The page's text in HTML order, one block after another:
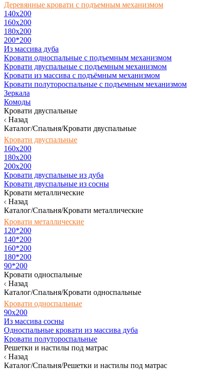
Деревянные кровати с подъемным механизмом
140x200
160х200
180х200
200*200
Из массива дуба
Кровати односпальные с подъемным механизмом
Кровати двуспальные с подъемным механизмом
Кровати из массива с подъёмным механизмом
Кровати полутороспальные с подъемным механизмом
Зеркала
Комоды
Кровати двуспальные
Назад
Каталог/Спальня/Кровати двуспальные
Кровати двуспальные
160х200
180x200
200x200
Кровати двуспальные из дуба
Кровати двуспальные из сосны
Кровати металлические
Назад
Каталог/Спальня/Кровати металлические
Кровати металлические
120*200
140*200
160*200
180*200
90*200
Кровати односпальные
Назад
Каталог/Спальня/Кровати односпальные
Кровати односпальные
90х200
Из массива сосны
Односпальные кровати из массива дуба
Кровати полутороспальные
Решетки и настилы под матрас
Назад
Каталог/Спальня/Решетки и настилы под матрас